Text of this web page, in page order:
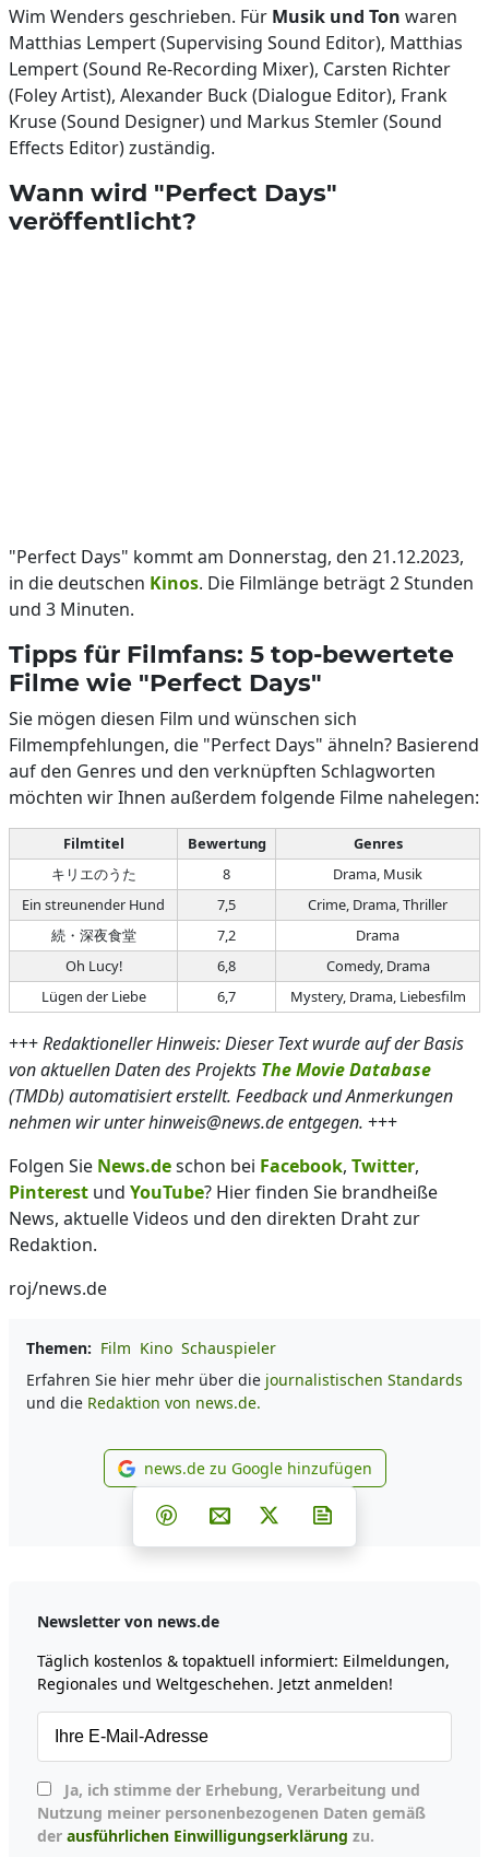
Wim Wenders geschrieben. Für Musik und Ton waren
Matthias Lempert (Supervising Sound Editor), Matthias
Lempert (Sound Re-Recording Mixer), Carsten Richter
(Foley Artist), Alexander Buck (Dialogue Editor), Frank
Kruse (Sound Designer) und Markus Stemler (Sound
Effects Editor) zuständig.
Wann wird "Perfect Days"
veröffentlicht?
"Perfect Days" kommt am Donnerstag, den 21.12.2023,
in die deutschen Kinos. Die Filmlänge beträgt 2 Stunden
und 3 Minuten.
Tipps für Filmfans: 5 top-bewertete
Filme wie "Perfect Days"
Sie mögen diesen Film und wünschen sich
Filmempfehlungen, die "Perfect Days" ähneln? Basierend
auf den Genres und den verknüpften Schlagworten
möchten wir Ihnen außerdem folgende Filme nahelegen:
Filmtitel Bewertung
Genres
キリエのうた
8
Drama, Musik
Ein streunender Hund
7,5
Crime, Drama, Thriller
続・深夜食堂
7,2
Drama
Oh Lucy!
6,8
Comedy, Drama
Lügen der Liebe
6,7 Mystery, Drama, Liebesfilm
+++Redaktioneller Hinweis: Dieser Text wurde auf der Basis
von aktuellen Daten des Projekts The Movie Database
(TMDb) automatisiert erstellt. Feedback und Anmerkungen
nehmen wir unter hinweis@news.de entgegen. +++
Folgen Sie News.deschon bei Facebook, Twitter,
Pinterest und YouTube? Hier finden Sie brandheiße
News, aktuelle Videos und den direkten Draht zur
Redaktion.
roj/news.de
Themen: Film Kino Schauspieler
Erfahren Sie hier mehr über die journalistischen Standards
und die Redaktion von news.de.
news.de zu Google
news.de zu Google hinzufügen
Teilen auf Facebook
Teilen auf Whatsapp
Teilen auf Telegram
Teilen auf Pinterest
Per E-Mail teilen
Post auf X
Newsletter von news.de
Täglich kostenlos & topaktuell informiert: Eilmeldungen,
Regionales und Weltgeschehen. Jetzt anmelden!
Nutzung meiner personenbezogenen Daten gemäß
der ausführlichen Einwilligungserklärung zu.